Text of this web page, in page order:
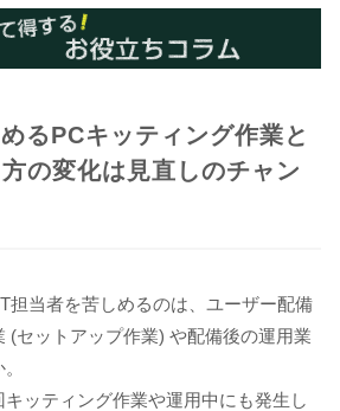
るPCキッティング作業と
の変化は見直しのチャン
担当者を苦しめるのは、ユーザー配備
(セットアップ作業) や配備後の運用業
ッティング作業や運用中にも発生し